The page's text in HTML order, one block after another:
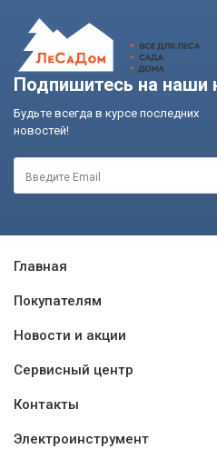
Подпишитесь на наши
Будьте всегда в курсе последних
новостей!
Главная
Покупателям
Новости и акции
Сервисный центр
Контакты
Электроинструмент